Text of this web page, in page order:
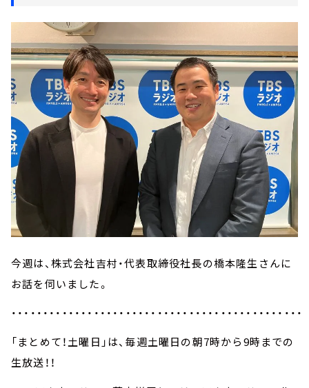
今週は、株式会社吉村・代表取締役社長の橋本隆生さんに
お話を伺いました。
・・・・・・・・・・・・・・・・・・・・・・・・・・・・・・・・・・・・・・・・・・・・・・
「まとめて！土曜日」は、毎週土曜日の朝7時から9時までの
生放送！！